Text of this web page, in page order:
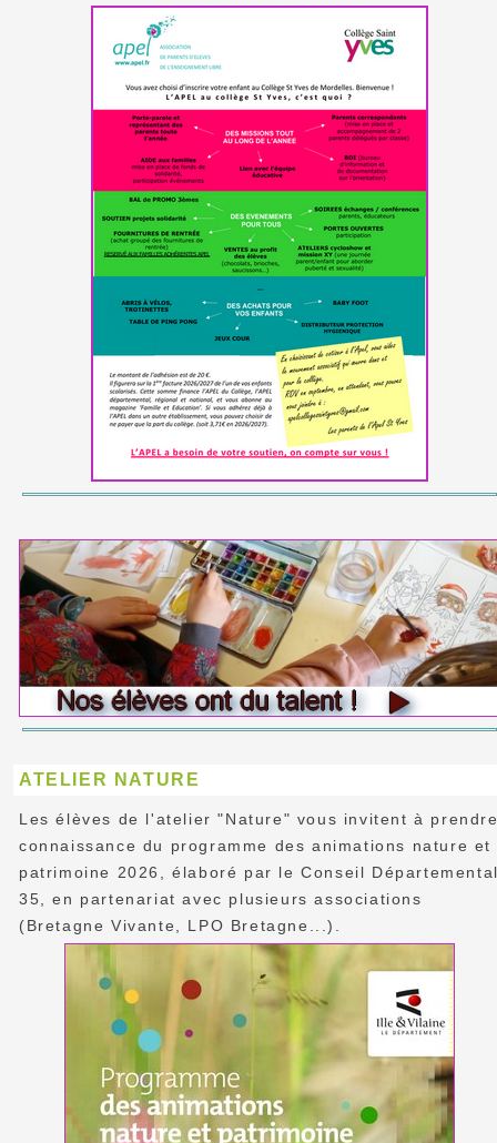
ATELIER NATURE
Les élèves de l'atelier "Nature" vous invitent à
connaissance du programme des animations nature et
patrimoine 2026, élaboré par le Conseil
35, en partenariat avec plusieurs associations
(Bretagne Vivante, LPO Bretagne...).